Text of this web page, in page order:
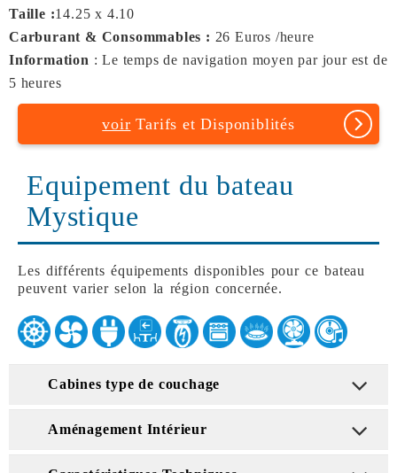
Taille :14.25 x 4.10
Carburant & Consommables : 26 Euros /heure
Information : Le temps de navigation moyen par jour est de
5 heures
voir Tarifs et Disponiblités
Equipement du bateau
Mystique
Les différents équipements disponibles pour ce bateau
peuvent varier selon la région concernée.
Cabines type de couchage
Aménagement Intérieur